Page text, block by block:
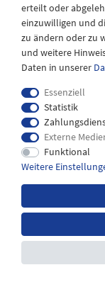
Impressum
erteilt oder
einzuwilligen und
zu ändern oder zu
und weitere
Daten in unserer
Essenziell
Statistik
Externe
Funktional
Weitere